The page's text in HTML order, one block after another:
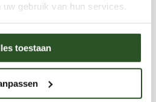
gebruik van hun services.
toestaan